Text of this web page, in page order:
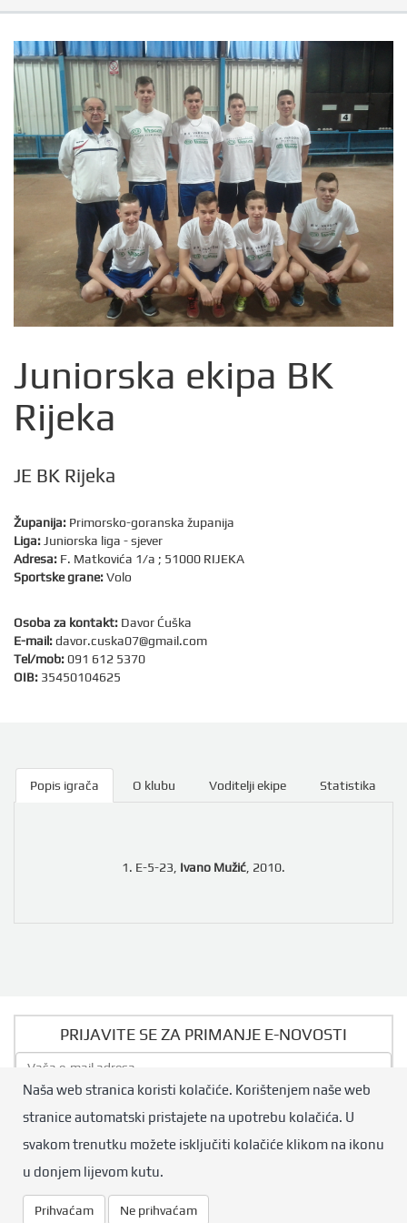
Juniorska ekipa BK
Rijeka
JE BK Rijeka
Županija: Primorsko-goranska županija
Liga: Juniorska liga - sjever
Adresa: F. Matkovića 1/a ; 51000 RIJEKA
Sportske grane:Volo
Osoba za kontakt: Davor Ćuška
E-mail:davor.cuska07@gmail.com
Tel/mob:091 612 5370
OIB: 35450104625
Popis igrača O klubu Voditelji ekipe Statistika
1. E-5-23, Ivano Mužić , 2010.
PRIJAVITE SE ZA PRIMANJE E-NOVOSTI
Pošalji
Design by:
Naša web stranica koristi kolačiće. Korištenjem naše web
stranice automatski pristajete na upotrebu kolačića. U
svakom trenutku možete isključiti kolačiće klikom na ikonu
u donjem lijevom kutu.
Prihvaćam Ne prihvaćam